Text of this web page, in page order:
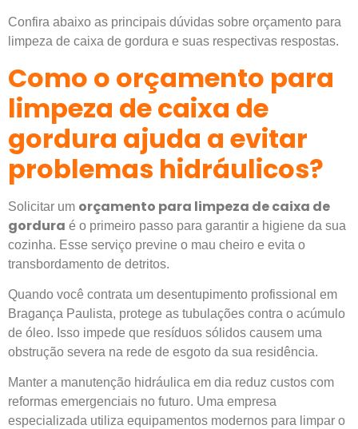
Confira abaixo as principais dúvidas sobre orçamento para
limpeza de caixa de gordura e suas respectivas respostas.
Como o orçamento para
limpeza de caixa de
gordura ajuda a evitar
problemas hidráulicos?
Solicitar um orçamento para limpeza de caixa de
gordura é o primeiro passo para garantir a higiene da sua
cozinha. Esse serviço previne o mau cheiro e evita o
transbordamento de detritos.
Quando você contrata um desentupimento profissional em
Bragança Paulista, protege as tubulações contra o acúmulo
de óleo. Isso impede que resíduos sólidos causem uma
obstrução severa na rede de esgoto da sua residência.
Manter a manutenção hidráulica em dia reduz custos com
reformas emergenciais no futuro. Uma empresa
especializada utiliza equipamentos modernos para limpar o